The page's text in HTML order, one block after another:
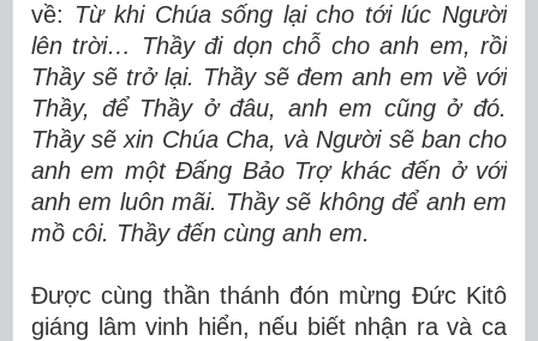
về: Từ khi Chúa sống lại cho tới lúc Người
lên trời… Thầy đi dọn chỗ cho anh em, rồi
Thầy sẽ trở lại. Thầy sẽ đem anh em về với
Thầy, để Thầy ở đâu, anh em cũng ở đó.
Thầy sẽ xin Chúa Cha, và Người sẽ ban cho
anh em một Đấng Bảo Trợ khác đến ở với
anh em luôn mãi. Thầy sẽ không để anh em
mồ côi. Thầy đến cùng anh em.
Được cùng thần thánh đón mừng Đức Kitô
giáng lâm vinh hiển, nếu biết nhận ra và ca